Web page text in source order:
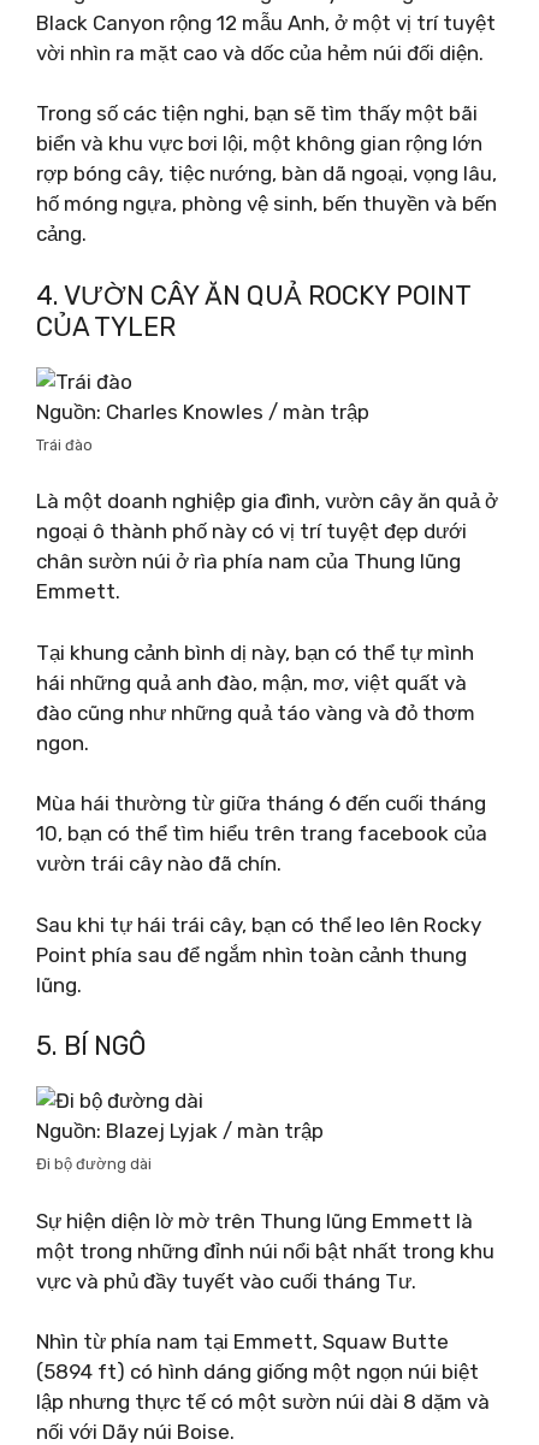
Black Canyon rộng 12 mẫu Anh, ở một vị trí tuyệt
vời nhìn ra mặt cao và dốc của hẻm núi đối diện.
Trong số các tiện nghi, bạn sẽ tìm thấy một bãi
biển và khu vực bơi lội, một không gian rộng lớn
rợp bóng cây, tiệc nướng, bàn dã ngoại, vọng lâu,
hố móng ngựa, phòng vệ sinh, bến thuyền và bến
cảng.
4. VƯỜN CÂY ĂN QUẢ ROCKY POINT
CỦA TYLER
Nguồn: Charles Knowles / màn trập
Trái đào
Là một doanh nghiệp gia đình, vườn cây ăn quả ở
ngoại ô thành phố này có vị trí tuyệt đẹp dưới
chân sườn núi ở rìa phía nam của Thung lũng
Emmett.
Tại khung cảnh bình dị này, bạn có thể tự mình
hái những quả anh đào, mận, mơ, việt quất và
đào cũng như những quả táo vàng và đỏ thơm
ngon.
Mùa hái thường từ giữa tháng 6 đến cuối tháng
10, bạn có thể tìm hiểu trên trang facebook của
vườn trái cây nào đã chín.
Sau khi tự hái trái cây, bạn có thể leo lên Rocky
Point phía sau để ngắm nhìn toàn cảnh thung
lũng.
5. BÍ NGÔ
Nguồn: Blazej Lyjak / màn trập
Đi bộ đường dài
Sự hiện diện lờ mờ trên Thung lũng Emmett là
một trong những đỉnh núi nổi bật nhất trong khu
vực và phủ đầy tuyết vào cuối tháng Tư.
Nhìn từ phía nam tại Emmett, Squaw Butte
(5894 ft) có hình dáng giống một ngọn núi biệt
lập nhưng thực tế có một sườn núi dài 8 dặm và
nối với Dãy núi Boise.